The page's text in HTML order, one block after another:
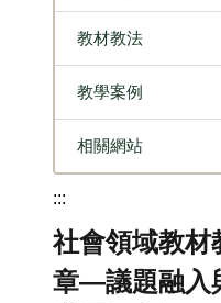
教材教法
教學案例
相關網站
:::
社會領域教材
章—議題融入